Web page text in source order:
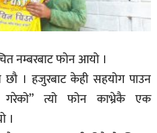
नम्बरबाट फोन आयो ।
छौ । हजुरबाट केही सहयोग पाउन
त्यो फोन काभ्रेकै एक
।